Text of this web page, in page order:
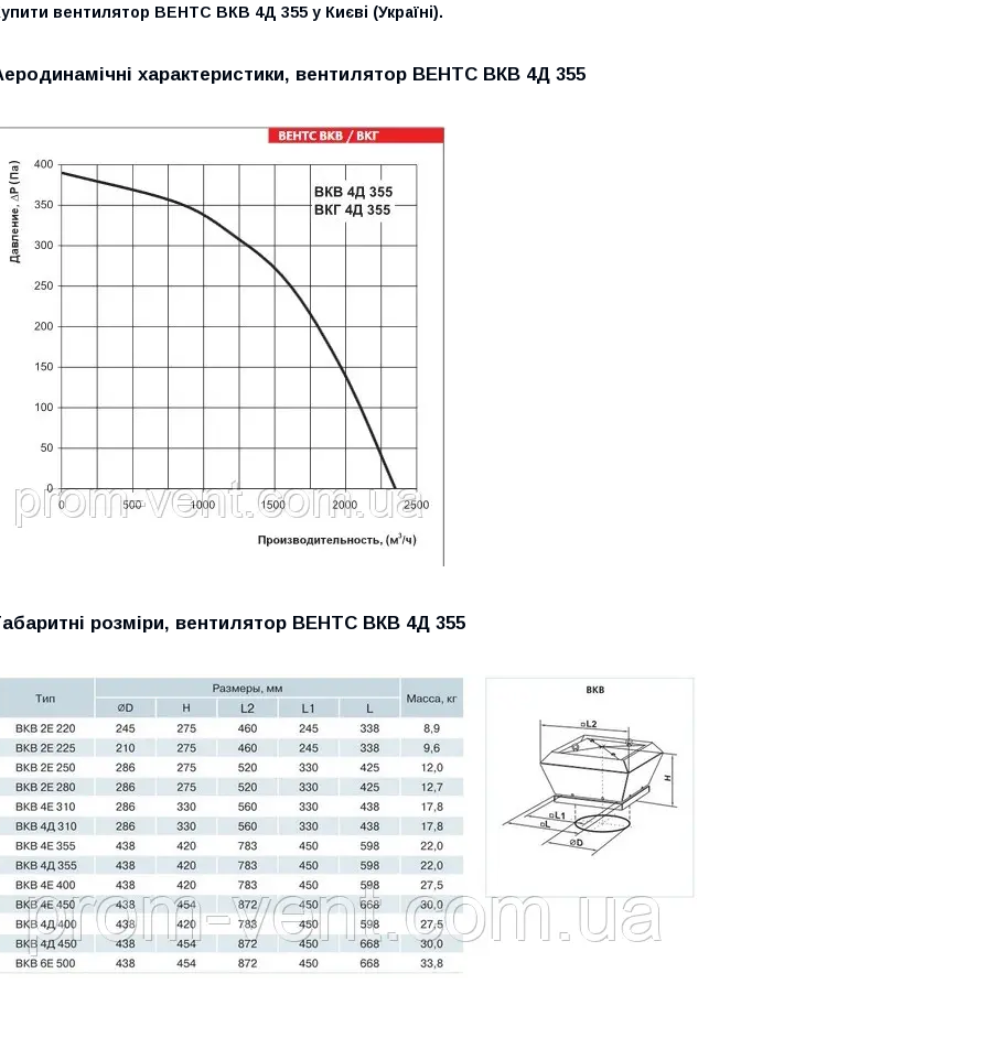
вентилятор ВЕНТС ВКВ 4Д 355 у Києві (Україні).
характеристики, вентилятор ВЕНТС ВКВ 4Д 355
розміри, вентилятор ВЕНТС ВКВ 4Д 355